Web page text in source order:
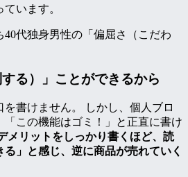
います。
代独身男性の「偏屈さ（こだわ
る）」ことができるから
書けません。 しかし、個人ブロ
「この機能はゴミ！」と正直に書け
メリットをしっかり書くほど、読
」と感じ、逆に商品が売れていく